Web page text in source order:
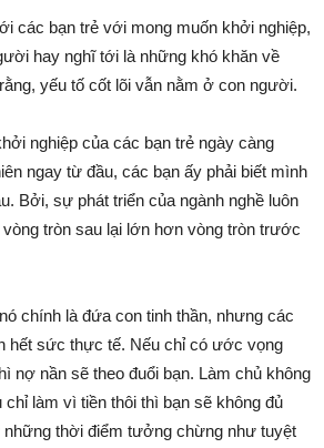
các bạn trẻ với mong muốn khởi nghiệp,
hay nghĩ tới là những khó khăn về
yếu tố cốt lõi vẫn nằm ở con người.
nghiệp của các bạn trẻ ngày càng
ngay từ đầu, các bạn ấy phải biết mình
Bởi, sự phát triển của ngành nghề luôn
tròn sau lại lớn hơn vòng tròn trước
chính là đứa con tinh thần, nhưng các
hết sức thực tế. Nếu chỉ có ước vọng
nợ nần sẽ theo đuổi bạn. Làm chủ không
làm vì tiền thôi thì bạn sẽ không đủ
những thời điểm tưởng chừng như tuyệt